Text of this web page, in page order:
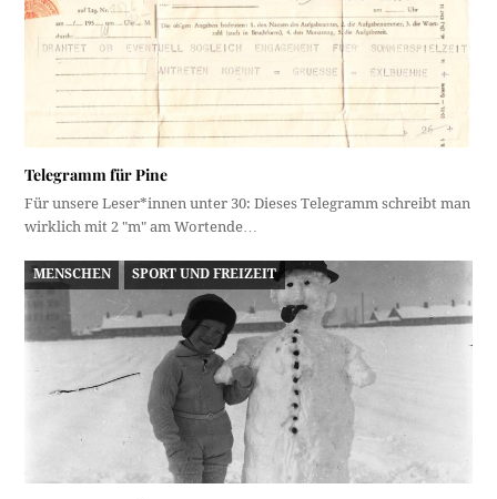
Telegramm für Pine
Für unsere Leser*innen unter 30: Dieses Telegramm schreibt man
wirklich mit 2 "m" am Wortende…
MENSCHEN SPORT UND FREIZEIT